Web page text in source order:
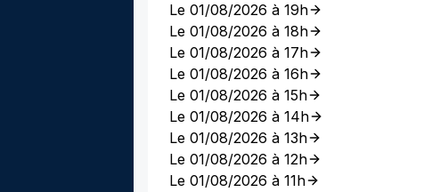
Le 01/08/2026 à 19h
Le 01/08/2026 à 18h
Le 01/08/2026 à 17h
Le 01/08/2026 à 16h
Le 01/08/2026 à 15h
Le 01/08/2026 à 14h
Le 01/08/2026 à 13h
Le 01/08/2026 à 12h
Le 01/08/2026 à 11h